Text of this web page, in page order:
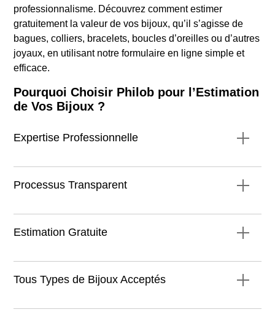
professionnalisme. Découvrez comment estimer
gratuitement la valeur de vos bijoux, qu’il s’agisse de
bagues, colliers, bracelets, boucles d’oreilles ou d’autres
joyaux, en utilisant notre formulaire en ligne simple et
efficace.
Pourquoi Choisir Philob pour l’Estimation
de Vos Bijoux ?
Expertise Professionnelle
Processus Transparent
Estimation Gratuite
Tous Types de Bijoux Acceptés